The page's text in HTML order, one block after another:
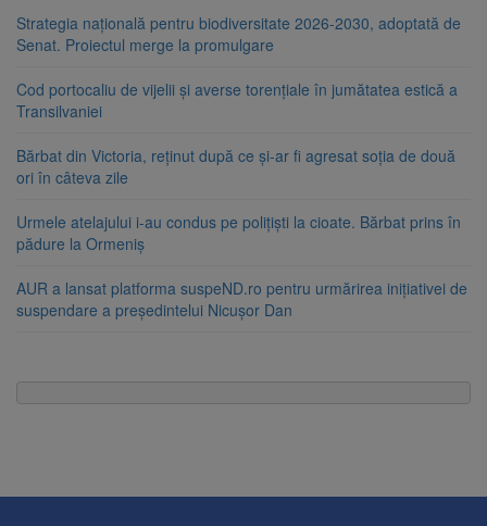
Strategia națională pentru biodiversitate 2026-2030, adoptată de
Senat. Proiectul merge la promulgare
Cod portocaliu de vijelii și averse torențiale în jumătatea estică a
Transilvaniei
Bărbat din Victoria, reținut după ce și-ar fi agresat soția de două
ori în câteva zile
Urmele atelajului i-au condus pe polițiști la cioate. Bărbat prins în
pădure la Ormeniș
AUR a lansat platforma suspeND.ro pentru urmărirea inițiativei de
suspendare a președintelui Nicușor Dan